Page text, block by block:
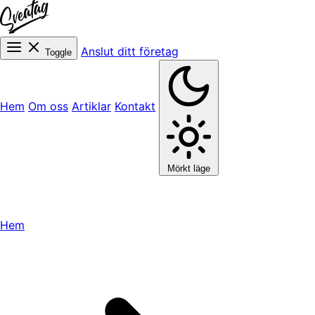
Toggle Anslut ditt företag
Hem Om oss Artiklar Kontakt
Mörkt läge
Hem